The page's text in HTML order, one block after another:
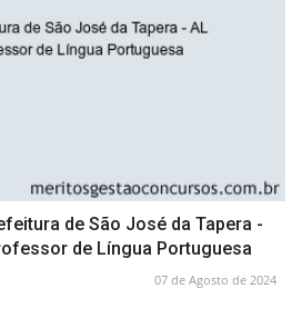
de São José da Tapera -
de Língua Portuguesa
07 de Agosto de 2024